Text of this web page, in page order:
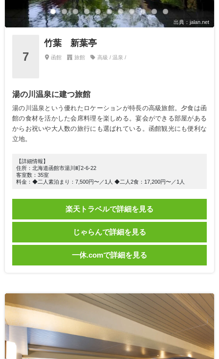
出典：jalan.net
7
竹葉 新葉亭
函館 旅館 高級 / 温泉 /
湯の川温泉に建つ旅館
湯の川温泉という優れたロケーションが特長の高級旅館。夕食は函
館の食材を活かした会席料理を楽しめる。宴会ができる部屋がある
からお祝いや大人数の旅行にも選ばれている。函館観光にも便利な
立地。
【詳細情報】
住所：北海道函館市湯川町2-6-22
客室数：35室
料金：◆二人素泊まり：7,500円〜／1人 ◆二人2食：17,200円〜／1人
楽天トラベルで詳細を見る
じゃらんで詳細を見る
一休.comで詳細を見る